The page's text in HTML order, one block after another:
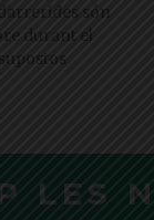
són
durant el
LES